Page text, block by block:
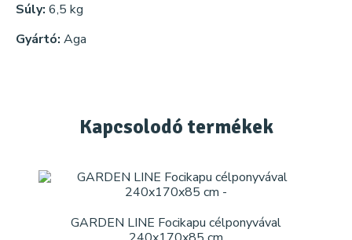
Súly: 6,5 kg
Gyártó: Aga
Kapcsolodó termékek
GARDEN LINE Focikapu célponyvával